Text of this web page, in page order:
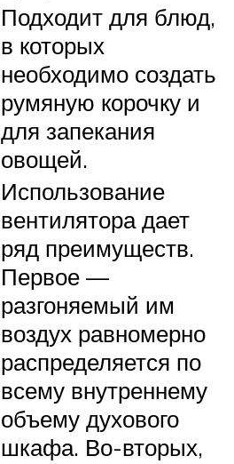
Подходит для блюд,
в которых
необходимо создать
румяную корочку и
для запекания
овощей.
Использование
вентилятора дает
ряд преимуществ.
Первое —
разгоняемый им
воздух равномерно
распределяется по
всему внутреннему
объему духового
шкафа. Во-вторых,